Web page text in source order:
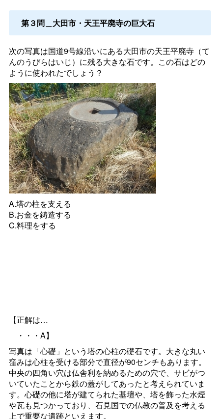
第３問＿大田市・天王平廃寺の巨大石
次の写真は国道9号線沿いにある大田市の天王平廃寺（て
んのうびらはいじ）に残る大きな石です。この石はどの
ように使われたでしょう？
A.塔の柱を支える
B.お金を鋳造する
C.料理をする
【正解は…
・・・A】
写真は「心礎」という塔の心柱の礎石です。大きな丸い
窪みは心柱を受ける部分で直径が90センチもあります。
中央の四角い穴は仏舎利を納めるための穴で、サビがつ
いていたことから鉄の蓋がしてあったと考えられていま
す。心礎の他に塔が建てられた基壇や、塔を飾った水煙
や瓦も見つかっており、石見国での仏教の普及を考える
上で重要な遺跡といえます。